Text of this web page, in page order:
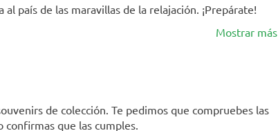
país de las maravillas de la relajación. ¡Prepárate!
Mostrar más
de colección. Te pedimos que compruebes las
que las cumples.